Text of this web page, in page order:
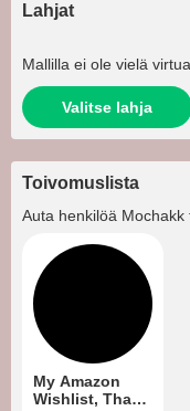
Lahjat
Mallilla ei ole vielä
Valitse lahja
Toivomuslista
Auta henkilöä Mochakk
My Amazon
Wishlist, Thank